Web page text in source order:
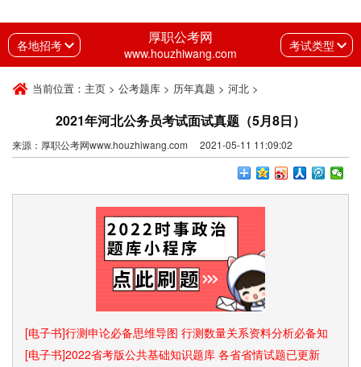
各地招考 厚职公考网
www.houzhiwang.com 考试类型
当前位置： 主页 > 公考题库 > 历年真题 > 河北 >
2021年河北公务员考试面试真题（5月8日）
来源：厚职公考网www.houzhiwang.com 2021-05-11 11:09:02
[电子书]行测申论必备思维导图 行测数量关系资料分析必备知
识点和速算技巧
[电子书]2022省考版公共基础知识题库 各省省情试题已更新